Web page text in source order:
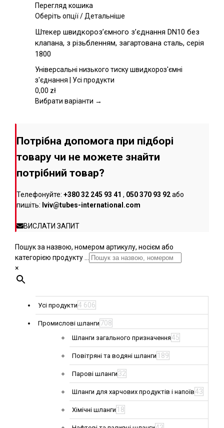
сторінці
товару
Перегляд кошика
Оберіть опціїЦей
має
кілька
Параметри
можна
на
/Детальніше
Штекер швидкороз’ємного з’єднання DN10 без
клапана, з різьбленням, загартована сталь, серія
1800
Універсальні низького тиску швидкороз'ємні
з'єднання | Усі продукти
0,00 zł
Вибрати варіанти →
Потрібна допомога при підборі
товару чи не можете знайти
потрібний товар?
Телефонуйте: +380 32 245 93 41 , 050 370 93 92або
пишіть: lviv@tubes-international.com
ВИСЛАТИ ЗАПИТ
Пошук за назвою, номером артикулу, носієм або
категорією продукту ...
×
Усі продукти4 606
Промислові шланги 708
Шланги загального призначення45
Повітряні та водяні шланги 189
Парові шланги 32
Шланги для харчових продуктів і напоїв43
Хімічні шланги 18